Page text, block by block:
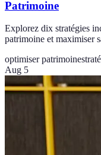
Patrimoine
Explorez dix stratégies
patrimoine et maximiser
optimiser patrimoine
Aug 5